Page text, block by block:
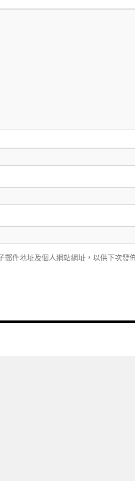
郵件地址及個人網站網址，以供下次發